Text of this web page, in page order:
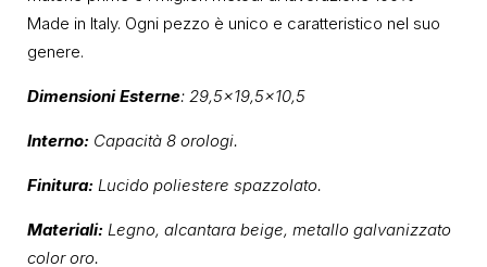
Made in Italy. Ogni pezzo è unico e caratteristico nel suo
genere.
Dimensioni Esterne: 29,5×19,5×10,5
Interno: Capacità 8 orologi.
Finitura: Lucido poliestere spazzolato.
Materiali: Legno, alcantara beige, metallo galvanizzato
color oro.